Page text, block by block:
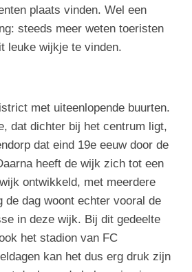
plaats vinden. Wel een
steeds meer weten toeristen
leuke wijkje te vinden.
met uiteenlopende buurten.
dat dichter bij het centrum ligt,
dat eind 19e eeuw door de
heeft de wijk zich tot een
ontwikkeld, met meerdere
de dag woont echter vooral de
in deze wijk. Bij dit gedeelte
het stadion van FC
kan het dus erg druk zijn